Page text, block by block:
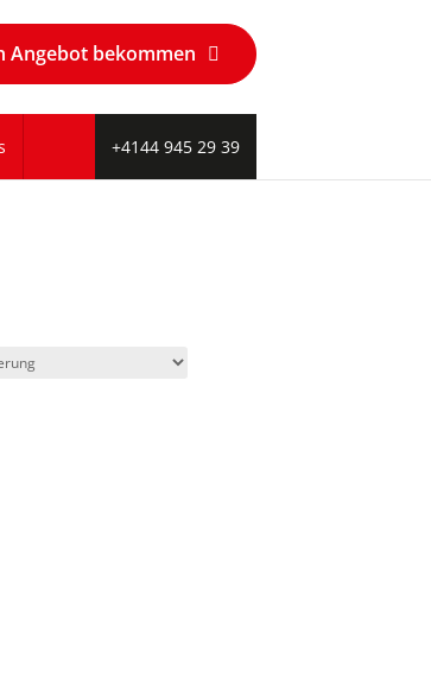
Angebot bekommen
+4144 945 29 39